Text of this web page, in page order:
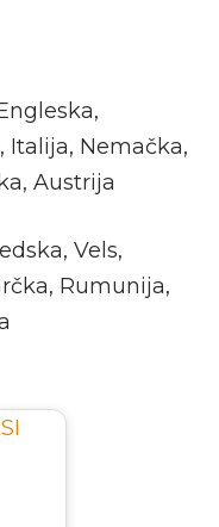
Italija, Nemačka,
Austrija
Vels,
Rumunija,